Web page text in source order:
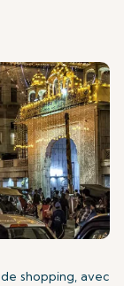
shopping, avec